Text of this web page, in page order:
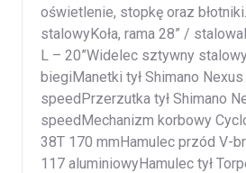
oświetlenie, stopkę oraz
stalowyKoła, rama 28” /
L – 20”Widelec sztywny
biegiManetki tył Shimano Nexus
speedPrzerzutka tył Shimano
speedMechanizm korbowy
38T 170 mmHamulec przód V-
117 aluminiowyHamulec tył